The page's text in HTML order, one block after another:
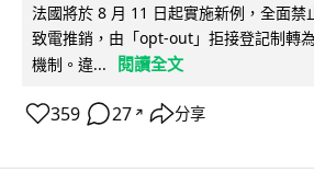
法國將於 8 月 11 日起實施新例，全面禁
致電推銷，由「opt-out」拒接登記制轉
機制。違...
閱讀全文
359 27 ↗ 分享